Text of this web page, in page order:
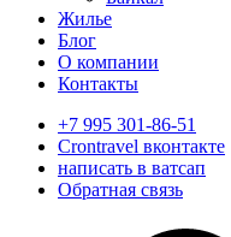
Жилье
Блог
О компании
Контакты
+7 995 301-86-51
Crontravel вконтакте
написать в ватсап
Обратная связь